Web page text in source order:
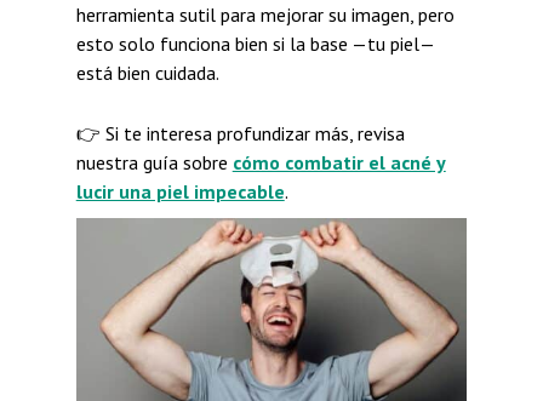
herramienta sutil para mejorar su imagen, pero
esto solo funciona bien si la base —tu piel—
está bien cuidada.
👉 Si te interesa profundizar más, revisa
nuestra guía sobre cómo combatir el acné y
lucir una piel impecable.